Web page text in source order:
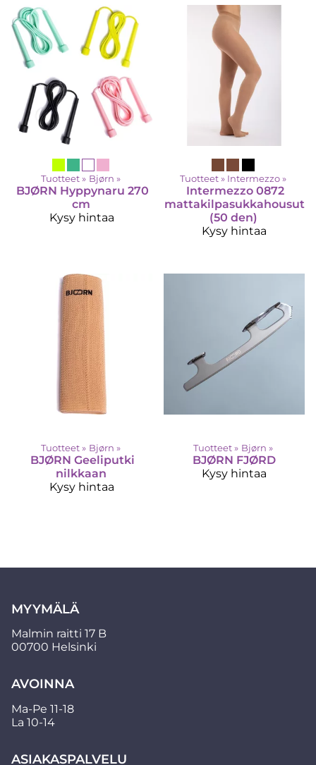
Tuotteet ‪» Bjørn ‪»
BJØRN Hyppynaru 270
cm
Kysy hintaa
Tuotteet ‪» Intermezzo‪»
Intermezzo 0872
mattakilpasukkahousut
(50 den)
Kysy hintaa
Tuotteet ‪» Bjørn ‪»
BJØRN Geeliputki
nilkkaan
Kysy hintaa
Tuotteet ‪» Bjørn ‪»
BJØRN FJØRD
Kysy hintaa
MYYMÄLÄ
Malmin raitti 17 B
00700 Helsinki
AVOINNA
Ma-Pe 11-18
La 10-14
ASIAKASPALVELU